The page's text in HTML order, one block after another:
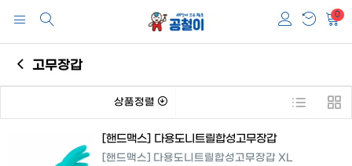
0
고무장갑
상품정렬
[핸드맥스] 다용도니트릴합성고무장갑
[핸드맥스] 다용도니트릴합성고무장갑 XL